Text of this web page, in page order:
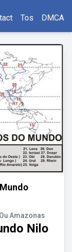
Tos DMCA
Amazonas
Nilo